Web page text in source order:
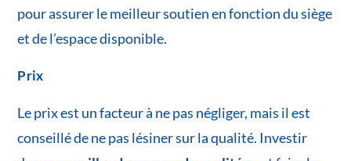
pour assurer le meilleur soutien en fonction du siège
et de l’espace disponible.
Prix
Le prix est un facteur à ne pas négliger, mais il est
conseillé de ne pas lésiner sur la qualité. Investir